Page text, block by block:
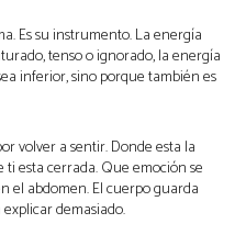
Es su instrumento. La energía
tenso o ignorado, la energía
inferior, sino porque también es
volver a sentir. Donde esta la
esta cerrada. Que emoción se
el abdomen. El cuerpo guarda
demasiado.